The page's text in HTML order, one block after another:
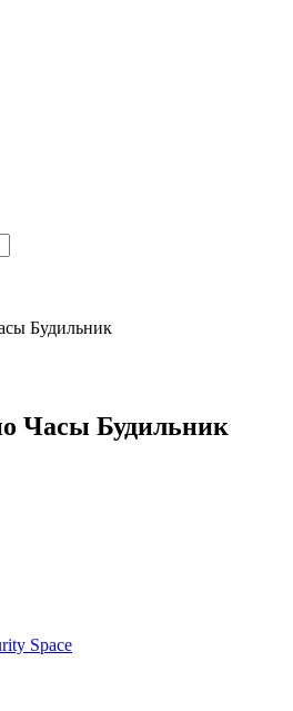
Будильник
Часы Будильник
Space